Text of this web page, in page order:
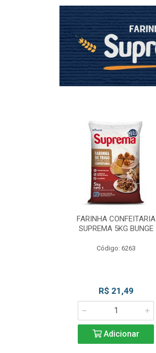
FARINHA CONFEITARIA
SUPREMA 5KG BUNGE
Código: 6263
R$ 21,49
Adicionar